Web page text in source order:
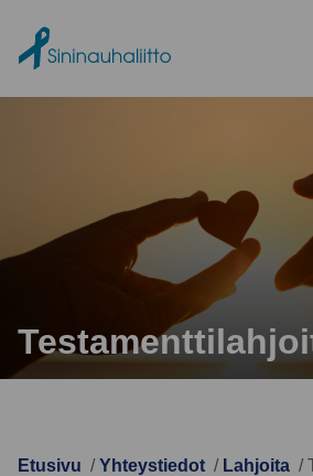
Etusivu Yhteystiedot Lahjoita